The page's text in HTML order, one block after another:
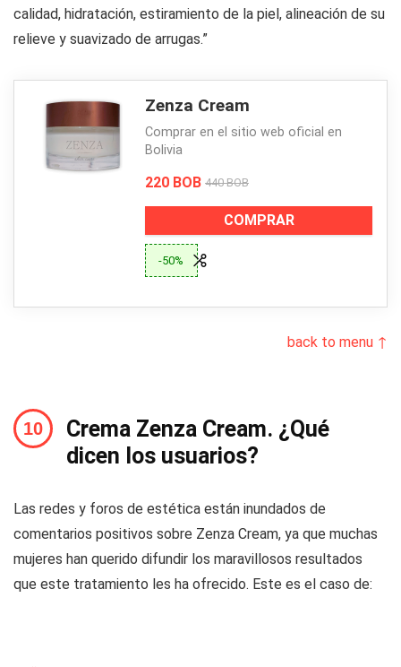
calidad, hidratación, estiramiento de la piel, alineación de su
relieve y suavizado de arrugas.”
Zenza Cream
Comprar en el sitio web oficial en
Bolivia
220 BOB 440 BOB
COMPRAR
-50%
back to menu ↑
Crema Zenza Cream. ¿Qué
dicen los usuarios?
Las redes y foros de estética están inundados de
comentarios positivos sobre Zenza Cream, ya que muchas
mujeres han querido difundir los maravillosos resultados
que este tratamiento les ha ofrecido. Este es el caso de: